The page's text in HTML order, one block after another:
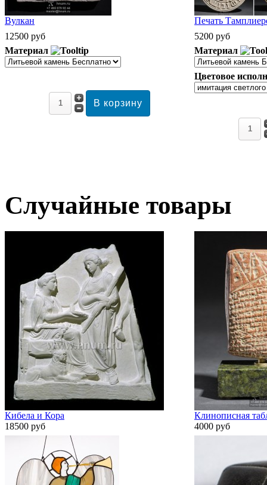
Вулкан
12500 руб
Материал
Печать
5200 руб
Материал
Цветовое
Случайные товары
Кибела и Кора
18500 руб
Клинописная
4000 руб